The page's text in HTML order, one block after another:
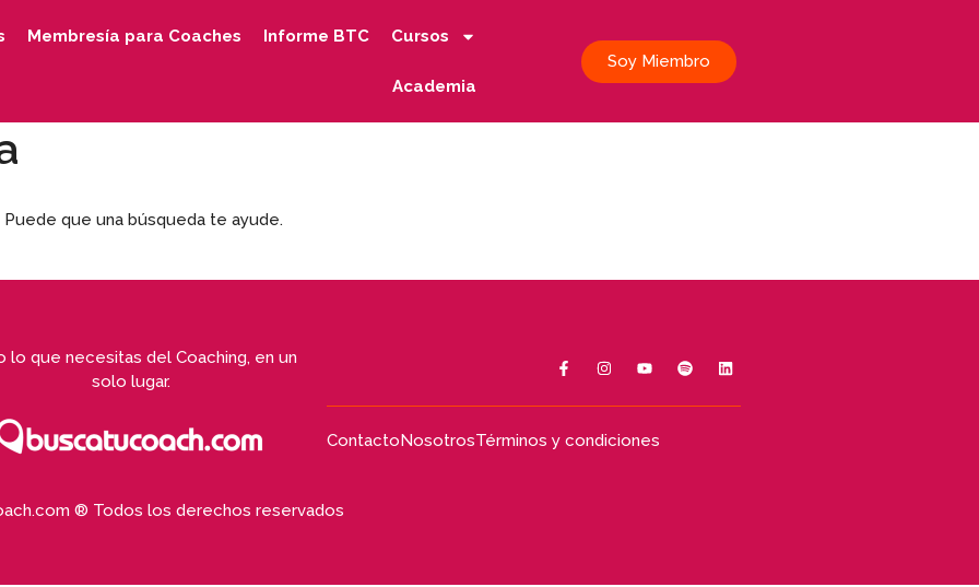
Membresía para Coaches Informe BTC Cursos
Academia
Soy Miembro
que una búsqueda te ayude.
lo que necesitas del Coaching, en un
solo lugar.
ContactoNosotrosTérminos y condiciones
® Todos los derechos reservados